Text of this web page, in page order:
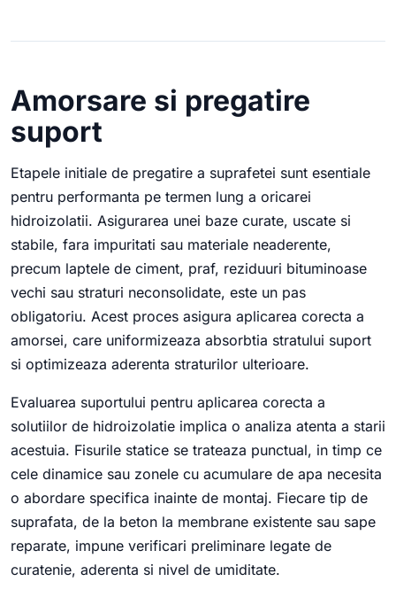
Amorsare si pregatire
suport
Etapele initiale de pregatire a suprafetei sunt esentiale
pentru performanta pe termen lung a oricarei
hidroizolatii. Asigurarea unei baze curate, uscate si
stabile, fara impuritati sau materiale neaderente,
precum laptele de ciment, praf, reziduuri bituminoase
vechi sau straturi neconsolidate, este un pas
obligatoriu. Acest proces asigura aplicarea corecta a
amorsei, care uniformizeaza absorbtia stratului suport
si optimizeaza aderenta straturilor ulterioare.
Evaluarea suportului pentru aplicarea corecta a
solutiilor de hidroizolatie implica o analiza atenta a starii
acestuia. Fisurile statice se trateaza punctual, in timp ce
cele dinamice sau zonele cu acumulare de apa necesita
o abordare specifica inainte de montaj. Fiecare tip de
suprafata, de la beton la membrane existente sau sape
reparate, impune verificari preliminare legate de
curatenie, aderenta si nivel de umiditate.